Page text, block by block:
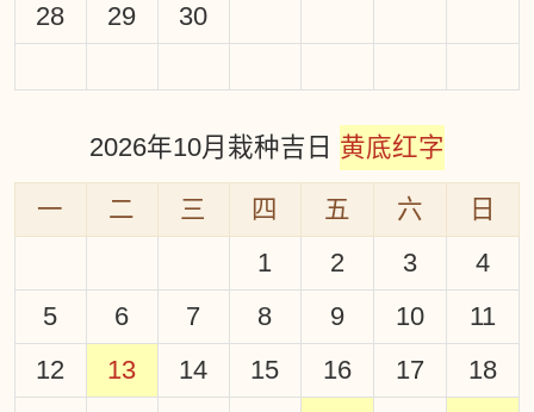
28
29 30
2026年10月栽种吉日 黄底红字
一 二 三 四 五 六
日
1
2 3
4
5
6 7 8 9 10
11
12
13 14 15 16 17
18